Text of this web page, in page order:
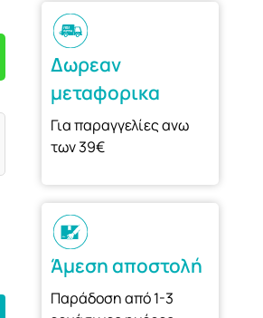
Δωρεαν
μεταφορικα
Για παραγγελίες ανω
των 39€
Άμεση αποστολή
Παράδοση από 1-3